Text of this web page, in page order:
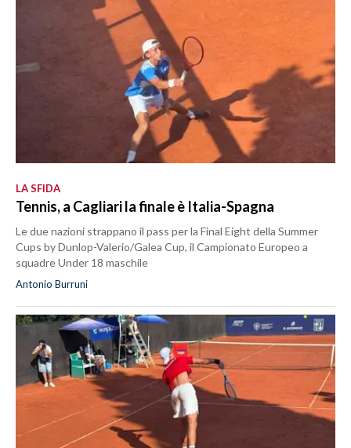
LA SFIDA
Tennis, a Cagliari la finale è Italia-Spagna
Le due nazioni strappano il pass per la Final Eight della Summer
Cups by Dunlop-Valerio/Galea Cup, il Campionato Europeo a
squadre Under 18 maschile
Antonio Burruni